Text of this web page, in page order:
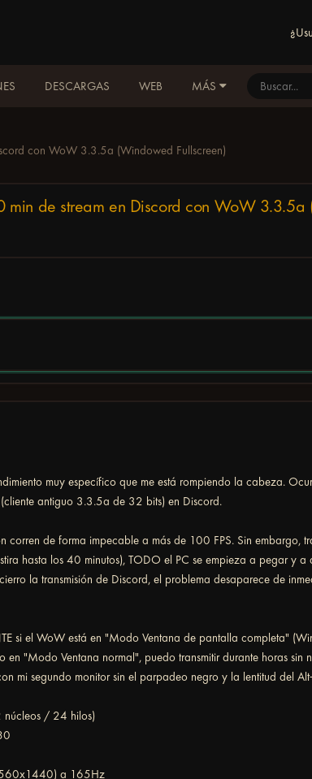
DESCARGAS WEB MÁS
con WoW 3.3.5a (Windowed Fullscreen)
min de stream en Discord con WoW
muy específico que me está rompiendo la cabeza.
antiguo 3.3.5a de 32 bits) en Discord.
corren de forma impecable a más de 100 FPS. Sin embargo,
hasta los 40 minutos), TODO el PC se empieza a pegar y
la transmisión de Discord, el problema desaparece de
si el WoW está en "Modo Ventana de pantalla completa"
en "Modo Ventana normal", puedo transmitir durante horas sin
mi segundo monitor sin el parpadeo negro y la lentitud del
/ 24 hilos)
a 165Hz